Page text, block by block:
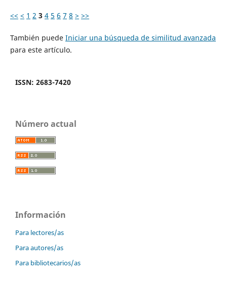
<< < 1 2 3 4 5 6 7 8 > >>
También puede Iniciar una búsqueda de similitud avanzada
para este artículo.
ISSN: 2683-7420
Número actual
Información
Para lectores/as
Para autores/as
Para bibliotecarios/as